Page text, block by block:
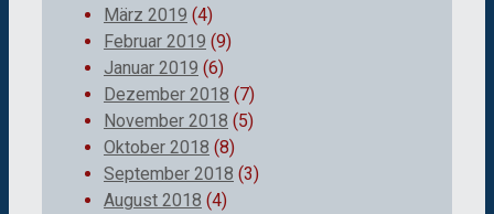
März 2019 (4)
Februar 2019 (9)
Januar 2019 (6)
Dezember 2018 (7)
November 2018 (5)
Oktober 2018 (8)
September 2018 (3)
August 2018 (4)